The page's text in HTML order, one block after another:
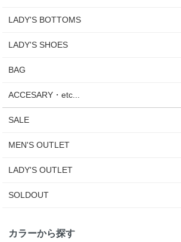
LADY'S BOTTOMS
LADY'S SHOES
BAG
ACCESARY・etc...
SALE
MEN'S OUTLET
LADY'S OUTLET
SOLDOUT
カラーから探す